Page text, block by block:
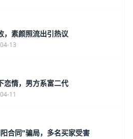
，素颜照流出引热议
13
恋情，男方系富二代
11
合同"骗局，多名买家受害